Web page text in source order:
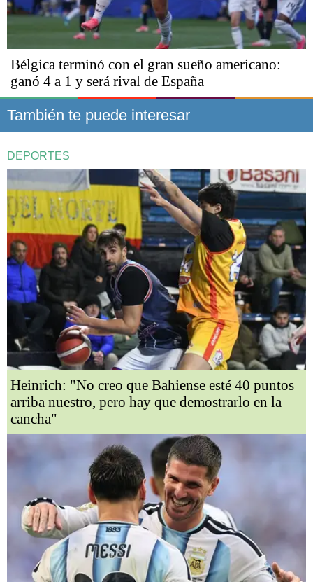
Bélgica terminó con el gran sueño americano:
ganó 4 a 1 y será rival de España
También te puede interesar
DEPORTES
Heinrich: "No creo que Bahiense esté 40 puntos
arriba nuestro, pero hay que demostrarlo en la
cancha"